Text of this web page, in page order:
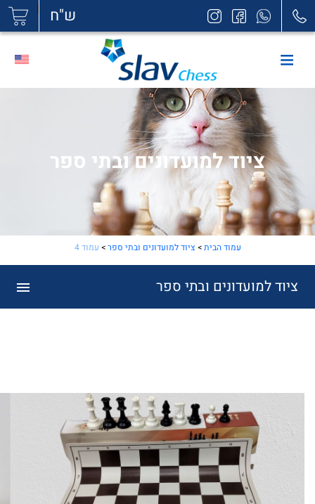
| ש"ח
ציוד למועדונים ובתי ספר
עמוד הבית> ציוד למועדונים ובתי ספר> עמוד 4
ציוד למועדונים ובתי ספר